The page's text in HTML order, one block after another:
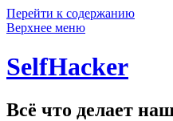
Перейти к содержанию
Верхнее меню
SelfHacker
Всё что делает